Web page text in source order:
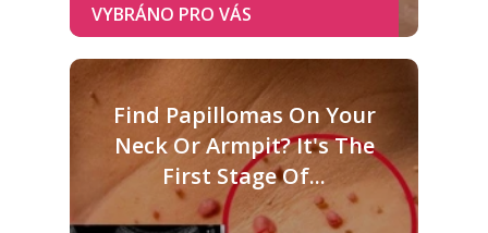
Find Papillomas On Your
Neck Or Armpit? It's The
First Stage Of...